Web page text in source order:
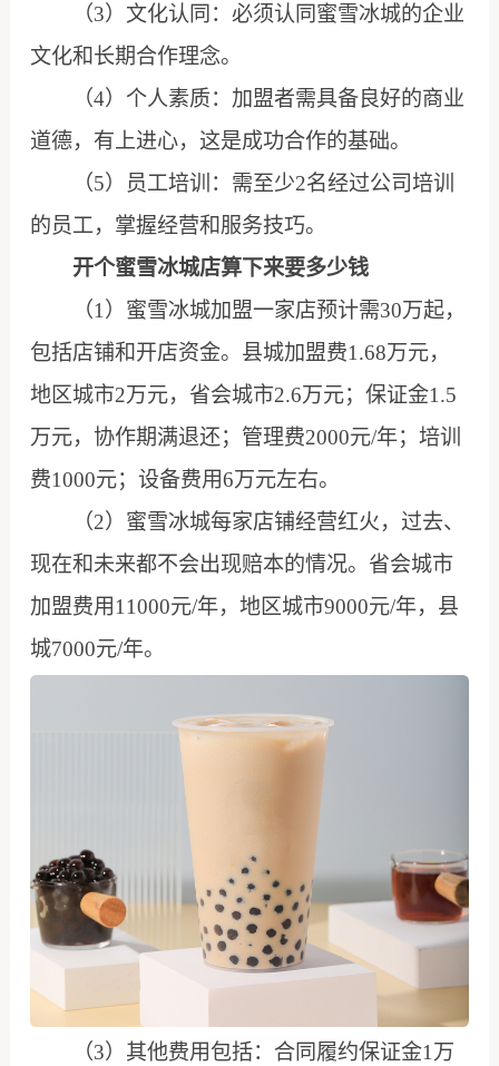
（3）文化认同：必须认同蜜雪冰城的企业
文化和长期合作理念。
（4）个人素质：加盟者需具备良好的商业
道德，有上进心，这是成功合作的基础。
（5）员工培训：需至少2名经过公司培训
的员工，掌握经营和服务技巧。
开个蜜雪冰城店算下来要多少钱
（1）蜜雪冰城加盟一家店预计需30万起，
包括店铺和开店资金。县城加盟费1.68万元，
地区城市2万元，省会城市2.6万元；保证金1.5
万元，协作期满退还；管理费2000元/年；培训
费1000元；设备费用6万元左右。
（2）蜜雪冰城每家店铺经营红火，过去、
现在和未来都不会出现赔本的情况。省会城市
加盟费用11000元/年，地区城市9000元/年，县
城7000元/年。
（3）其他费用包括：合同履约保证金1万